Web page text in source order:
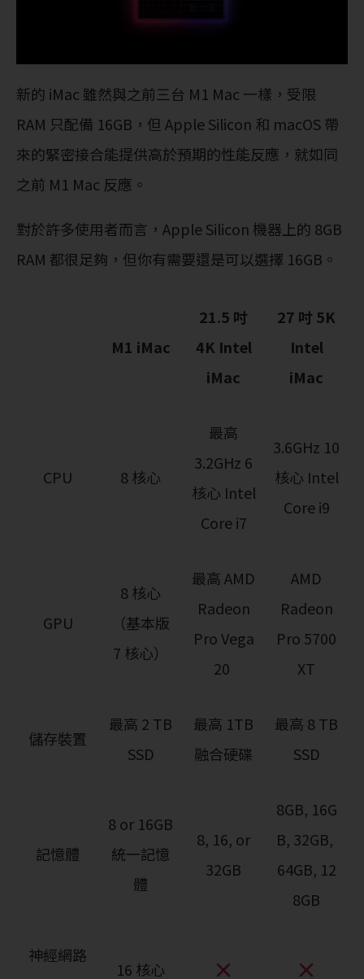
新的 iMac 雖然與之前三台 M1 Mac 一樣，受限
RAM 只配備 16GB，但 Apple Silicon 和 macOS 帶
來的緊密接合能提供高於預期的性能反應，就如同
之前 M1 Mac 反應。
對於許多使用者而言，Apple Silicon 機器上的 8GB
RAM 都很足夠，但你有需要還是可以選擇 16GB。
M1 iMac
21.5 吋
4K Intel
iMac
27 吋 5K
Intel
iMac
CPU 8 核心
最高
3.2GHz 6
核心 Intel
Core i7
3.6GHz 10
核心 Intel
Core i9
GPU
8 核心
（基本版
7 核心）
最高 AMD
Radeon
Pro Vega
20
AMD
Radeon
Pro 5700
XT
儲存裝置
最高 2 TB
SSD
最高 1TB
融合硬碟
最高 8 TB
SSD
記憶體
8 or 16GB
統一記憶
體
8, 16, or
32GB
8GB, 16G
B, 32GB,
64GB, 12
8GB
神經網路
16 核心